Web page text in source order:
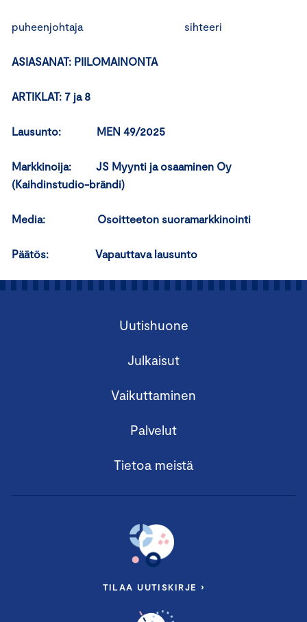
puheenjohtaja sihteeri
ASIASANAT: PIILOMAINONTA
ARTIKLAT: 7 ja 8
Lausunto: MEN 49/2025
Markkinoija: JS Myynti ja osaaminen Oy
(Kaihdinstudio-brändi)
Media: Osoitteeton suoramarkkinointi
Päätös: Vapauttava lausunto
Uutishuone
Julkaisut
Vaikuttaminen
Palvelut
Tietoa meistä
TILAA UUTISKIRJE ›